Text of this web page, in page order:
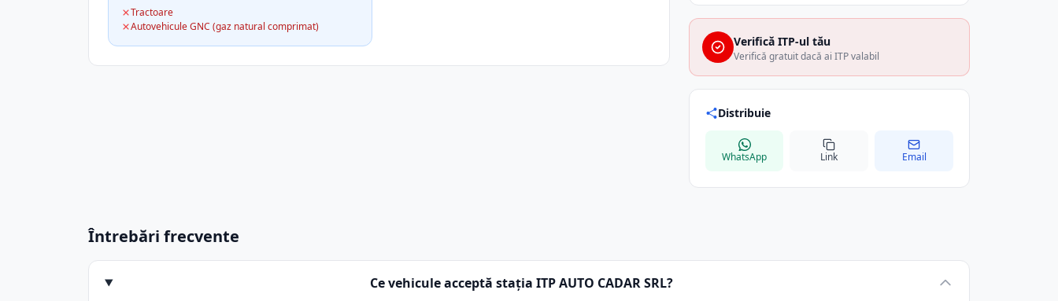
Tractoare
Autovehicule GNC (gaz natural comprimat)
Verifică ITP-ul tău
Verifică gratuit dacă ai ITP valabil
Distribuie
WhatsApp Link Email
Întrebări frecvente
Ce vehicule acceptă stația ITP AUTO CADAR SRL?